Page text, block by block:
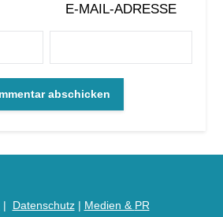
E-MAIL-ADRESSE
| Datenschutz| Medien & PR